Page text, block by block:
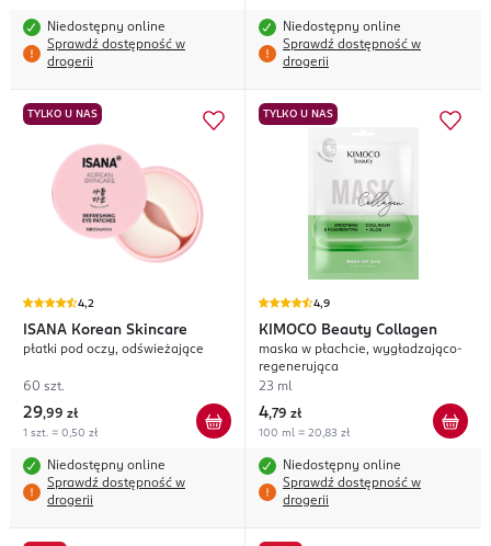
Niedostępny online
Sprawdź dostępność w
drogerii
Niedostępny online
Sprawdź dostępność w
drogerii
TYLKO U NAS
4,2
ISANA Korean Skincare
płatki pod oczy, odświeżające
60 szt.
29,99 zł
1 szt. = 0,50 zł
Niedostępny online
Sprawdź dostępność w
drogerii
TYLKO U NAS
4,9
KIMOCO Beauty Collagen
maska w płachcie, wygładzająco-
regenerująca
23 ml
4,79 zł
100 ml = 20,83 zł
Niedostępny online
Sprawdź dostępność w
drogerii